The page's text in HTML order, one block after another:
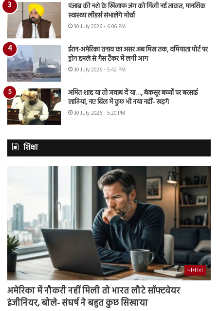
पंजाब की नशे के खिलाफ जंग को मिली नई ताकत, मानसिक
स्वास्थ्य लीडर्स संभालेंगे मोर्चा
30 July 2026 - 6:06 PM
ईरान-अमेरिका तनाव का असर अब मिस्र तक, दमियाता पोर्ट पर
ड्रोन हमले से गैस टैंकर में लगी आग
30 July 2026 - 5:42 PM
अमित शाह या तो जवाब दें या…., बेकसूर बच्चों पर बरसाई
लाठियां, नए बिल में कुछ भी नया नहीं- खड़गे
30 July 2026 - 5:20 PM
शिक्षा
वायरल
अमेरिका में नौकरी नहीं मिली तो भारत लौटे सॉफ्टवेयर
इंजीनियर, बोले- संघर्ष ने बहुत कुछ सिखाया